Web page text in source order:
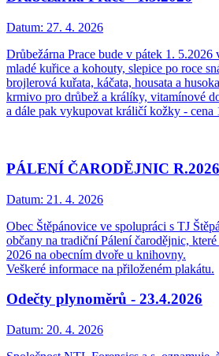
Datum: 27. 4. 2026
Drůbežárna Prace bude v pátek 1. 5.2026
mladé kuřice a kohouty, slepice po roce
brojlerová kuřata, káčata, housata a
krmivo pro drůbež a králíky, vitamínové
a dále pak vykupovat králičí kožky - cena
PÁLENÍ ČARODĚJNIC R.2026
Datum: 21. 4. 2026
Obec Štěpánovice ve spolupráci s TJ
občany na tradiční Pálení čarodějnic,
2026 na obecním dvoře u knihovny.
Veškeré informace na přiloženém plakátu.
Odečty plynoměrů - 23.4.2026
Datum: 20. 4. 2026